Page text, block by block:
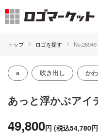
トップ ロゴを探す No.26949
a 吹き出し か
あっと浮かぶアイ
49,800円 (税込54,780